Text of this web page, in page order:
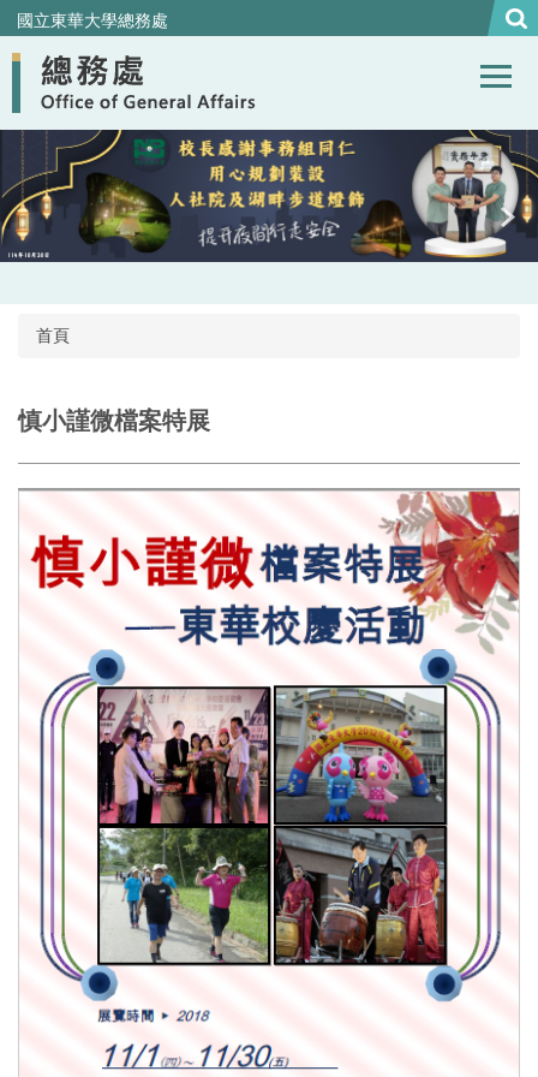
跳
到
主
內
容
區
國立東華大學總務處
首頁
慎小謹微檔案特展